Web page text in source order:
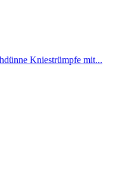
Kniestrümpfe mit...